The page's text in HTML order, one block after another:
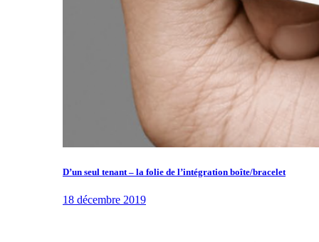
D’un seul tenant – la folie de l’intégration boîte/bracelet
18 décembre 2019